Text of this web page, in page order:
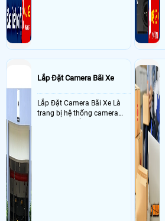
Lắp Đặt Camera Bãi Xe
Lắp Đặt Camera Bãi Xe Là
trang bị hệ thống camera